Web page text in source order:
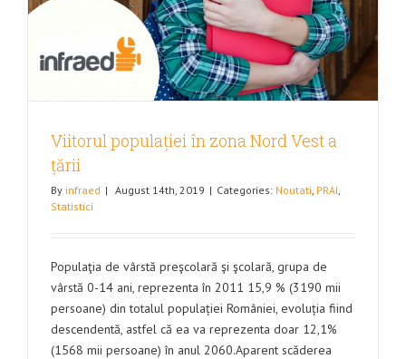
Viitorul populației în zona Nord Vest a
țării
By infraed | August 14th, 2019 | Categories: Noutati PRAI
Statistici
Populaţia de vârstă preşcolară şi şcolară, grupa de
vârstă 0-14 ani, reprezenta în 2011 15,9 % (3190 mii
persoane) din totalul populației României, evoluția fiind
descendentă, astfel că ea va reprezenta doar 12,1%
(1568 mii persoane) în anul 2060.Aparent scăderea